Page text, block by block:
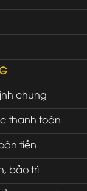
chung
thanh toán
tiền
bảo trì